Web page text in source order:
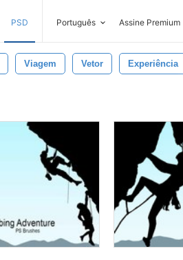
PSD Português Assine Premium
Viagem Vetor Experiência